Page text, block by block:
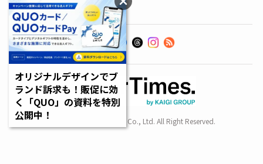
利用者情報の外部送信について
Copyright SENDENKAIGI Co., Ltd. All Right Reserved.
オリジナルデザインでブ
ランド訴求も！販促に効
く「QUO」の資料を特別
公開中！